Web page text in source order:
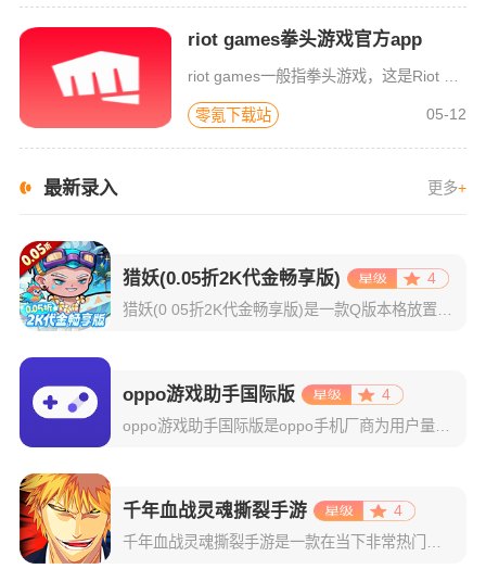
riot games拳头游戏官方app
riot games一般指拳头游戏，这是Riot Games游戏公司的官方配套软件，主要服务于其旗下的各种游戏，包括英雄联盟端游、英雄联盟手游、云顶之弈和符文大地传说等等，是你发现新体验、了解重大更新
零氪下载站 05-12
最新录入 更多+
猎妖(0.05折2K代金畅享版)
4
oppo游戏助手国际版
4
千年血战灵魂撕裂手游
4